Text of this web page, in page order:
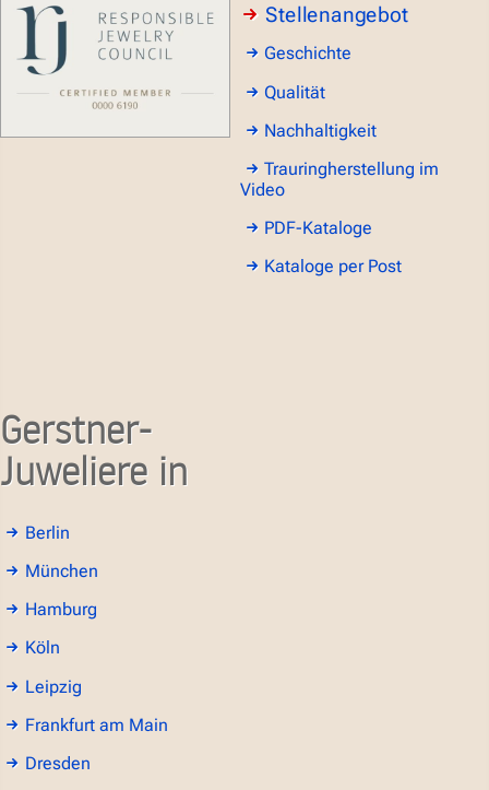
Stellenangebot
Geschichte
Qualität
Nachhaltigkeit
Trauringherstellung im
Video
PDF-Kataloge
Kataloge per Post
Gerstner-
Juweliere in
Berlin
München
Hamburg
Köln
Leipzig
Frankfurt am Main
Dresden